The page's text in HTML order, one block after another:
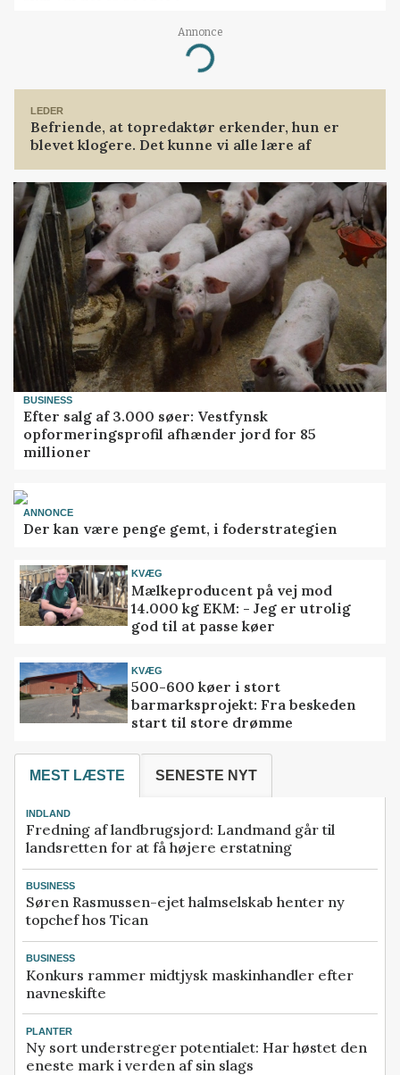
Annonce
Loading...
LEDER
Befriende, at topredaktør erkender, hun er
blevet klogere. Det kunne vi alle lære af
BUSINESS
Efter salg af 3.000 søer: Vestfynsk
opformeringsprofil afhænder jord for 85
millioner
ANNONCE
Der kan være penge gemt, i foderstrategien
KVÆG
Mælkeproducent på vej mod
14.000 kg EKM: - Jeg er utrolig
god til at passe køer
KVÆG
500-600 køer i stort
barmarksprojekt: Fra beskeden
start til store drømme
MEST LÆSTE SENESTE NYT
INDLAND
Fredning af landbrugsjord: Landmand går til
landsretten for at få højere erstatning
BUSINESS
Søren Rasmussen-ejet halmselskab henter ny
topchef hos Tican
BUSINESS
Konkurs rammer midtjysk maskinhandler efter
navneskifte
PLANTER
Ny sort understreger potentialet: Har høstet den
eneste mark i verden af sin slags